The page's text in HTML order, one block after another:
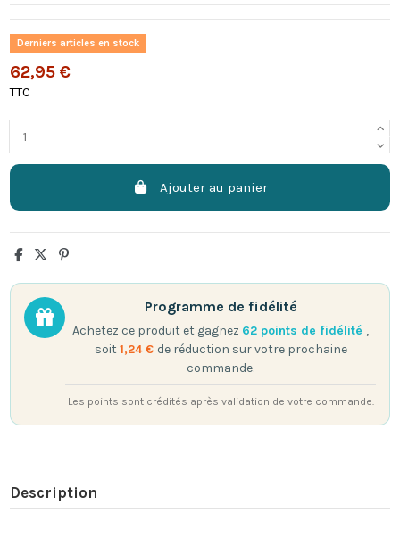
Derniers articles en stock
62,95 €
TTC
Ajouter au panier
Programme de fidélité
Achetez ce produit et gagnez 62 points de fidélité ,
soit 1,24 € de réduction sur votre prochaine
commande.
Les points sont crédités après validation de votre commande.
Description